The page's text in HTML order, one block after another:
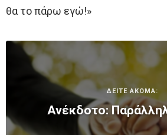
θα το πάρω εγώ!»
ΔΕΙΤΕ ΑΚΟΜΑ:
Ανέκδοτο: